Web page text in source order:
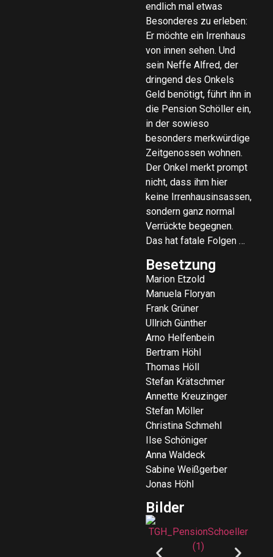
endlich mal etwas
Besonderes zu erleben:
Er möchte ein Irrenhaus
von innen sehen. Und
sein Neffe Alfred, der
dringend des Onkels
Geld benötigt, führt ihn in
die Pension Schöller ein,
in der sowieso
besonders merkwürdige
Zeitgenossen wohnen.
Der Onkel merkt prompt
nicht, dass ihm hier
keine Irrenhausinsassen,
sondern ganz normal
Verrückte begegnen.
Das hat fatale Folgen …
Besetzung
Marion Etzold
Manuela Floryan
Frank Grüner
Ullrich Günther
Arno Helfenbein
Bertram Höhl
Thomas Höll
Stefan Krätschmer
Annette Kreuzinger
Stefan Möller
Christina Schmehl
Ilse Schöniger
Anna Waldeck
Sabine Weißgerber
Jonas Höhl
Bilder